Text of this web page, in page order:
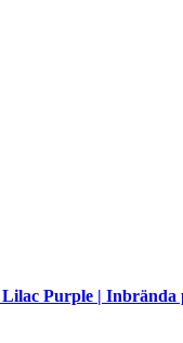
Lilac Purple |